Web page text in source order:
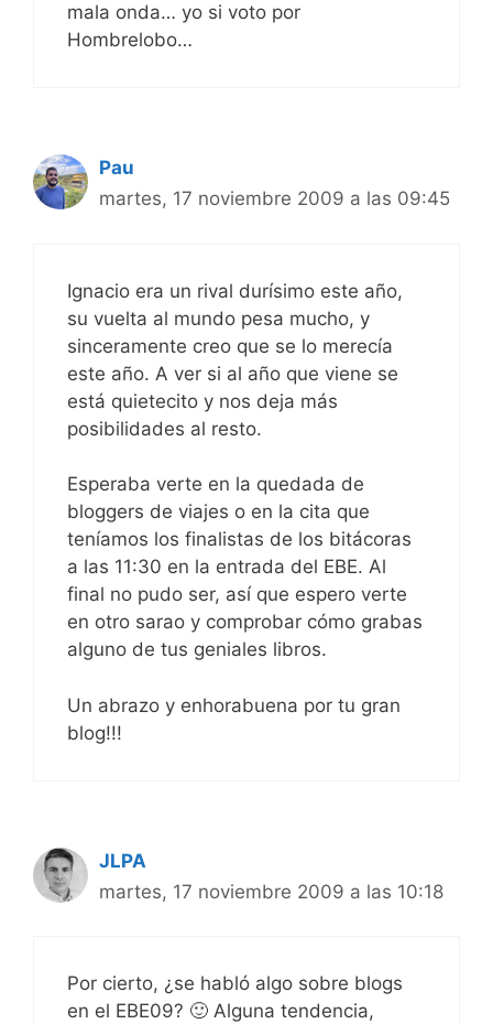
mala onda… yo si voto por
Hombrelobo…
Pau
martes, 17 noviembre 2009 a las 09:45
Ignacio era un rival durísimo este año,
su vuelta al mundo pesa mucho, y
sinceramente creo que se lo merecía
este año. A ver si al año que viene se
está quietecito y nos deja más
posibilidades al resto.
Esperaba verte en la quedada de
bloggers de viajes o en la cita que
teníamos los finalistas de los bitácoras
a las 11:30 en la entrada del EBE. Al
final no pudo ser, así que espero verte
en otro sarao y comprobar cómo grabas
alguno de tus geniales libros.
Un abrazo y enhorabuena por tu gran
blog!!!
JLPA
martes, 17 noviembre 2009 a las 10:18
Por cierto, ¿se habló algo sobre blogs
en el EBE09? 🙂 Alguna tendencia,